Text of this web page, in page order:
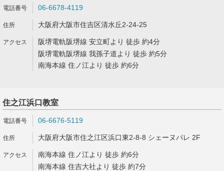
06-6678-4119
大阪府大阪市住吉区清水丘2-24-25
阪堺電軌阪堺線 安立町より 徒歩 約4分
阪堺電軌阪堺線 我孫子道より 徒歩 約5分
南海本線 住ノ江より 徒歩 約6分
住之江浜口教室
06-6676-5119
大阪府大阪市住之江区浜口東2-8-8 シェーヌパレ 2F
南海本線 住ノ江より 徒歩 約6分
南海本線 住吉大社より 徒歩 約7分